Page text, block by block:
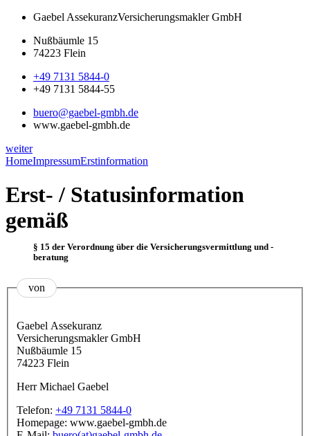
Gaebel AssekuranzVersicherungsmakler GmbH
Nußbäumle 15
74223 Flein
+49 7131 5844-0
+49 7131 5844-55
buero@gaebel-gmbh.de
www.gaebel-gmbh.de
weiter
HomeImpressumErstinformation
Erst- / Statusinformation
gemäß
§ 15 der Verordnung über die Versicherungsvermittlung und -
beratung
von
Gaebel Assekuranz
Versicherungsmakler GmbH
Nußbäumle 15
74223 Flein
Herr Michael Gaebel
Telefon: +49 7131 5844-0
Homepage: www.gaebel-gmbh.de